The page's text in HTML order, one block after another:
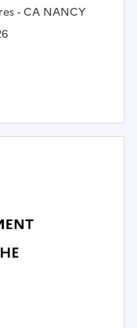
- CA NANCY
d'administration